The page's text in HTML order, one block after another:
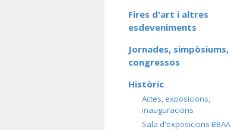
Fires d'art i altres
esdeveniments
Jornades, simpòsiums,
congressos
Històric
Actes, exposicions,
inauguracions
Sala d'exposicions BBAA